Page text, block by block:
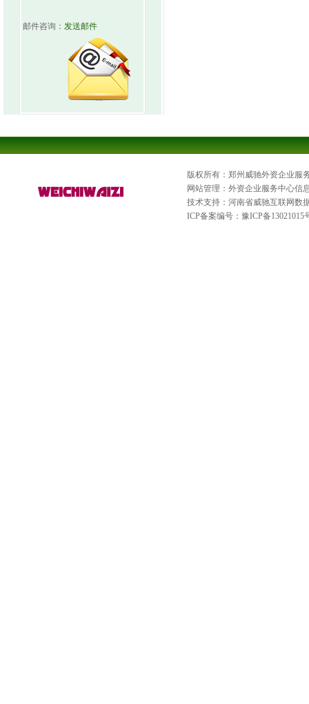
邮件咨询： 发送邮件
版权所有：郑州威驰外资企业服
网站管理：外资企业服务中心信
技术支持：河南省威驰互联网数
ICP备案编号： 豫ICP备13021015